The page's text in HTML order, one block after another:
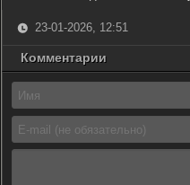
23-01-2026, 12:51
Комментарии